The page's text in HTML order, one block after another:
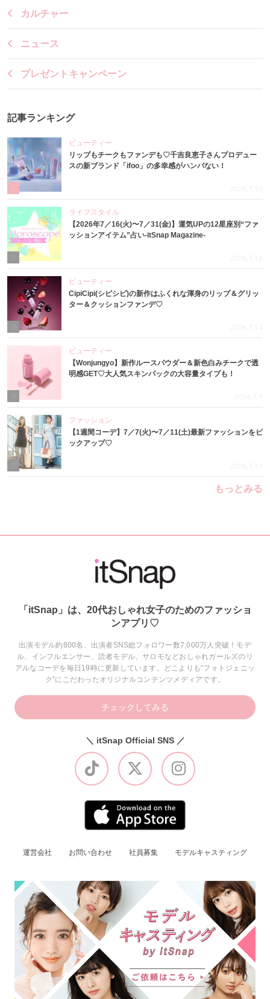
カルチャー
ニュース
プレゼントキャンペーン
記事ランキング
ビューティー
リップもチークもファンデも♡千吉良恵子さんプロデュー
スの新ブランド「ifoo」の多幸感がハンパない！
2026.7.10
ライフスタイル
【2026年7／16(火)〜7／31(金)】運気UPの12星座別“ファ
ッションアイテム”占い-itSnap Magazine-
2026.7.16
3
ビューティー
CipiCipi(シピシピ)の新作はふくれな渾身のリップ＆グリッ
ター＆クッションファンデ♡
2026.7.14
4
ビューティー
【Wonjungyo】新作ルースパウダー＆新色白みチークで透
明感GET♡大人気スキンパックの大容量タイプも！
2026.7.9
ファッション
【1週間コーデ】7／7(火)〜7／11(土)最新ファッションをピ
ックアップ♡
2026.7.15
もっとみる
「itSnap」は、20代おしゃれ女子のためのファッショ
ンアプリ♡
出演モデル約800名、出演者SNS総フォロワー数7,000万人突破！モデ
ル、インフルエンサー、読者モデル、サロモなどおしゃれガールズのリ
アルなコーデを毎日19時に更新しています。どこよりも“フォトジェニッ
ク”にこだわったオリジナルコンテンツメディアです。
チェックしてみる
＼ itSnap Official SNS ／
運営会社 お問い合わせ 社員募集 モデルキャスティング